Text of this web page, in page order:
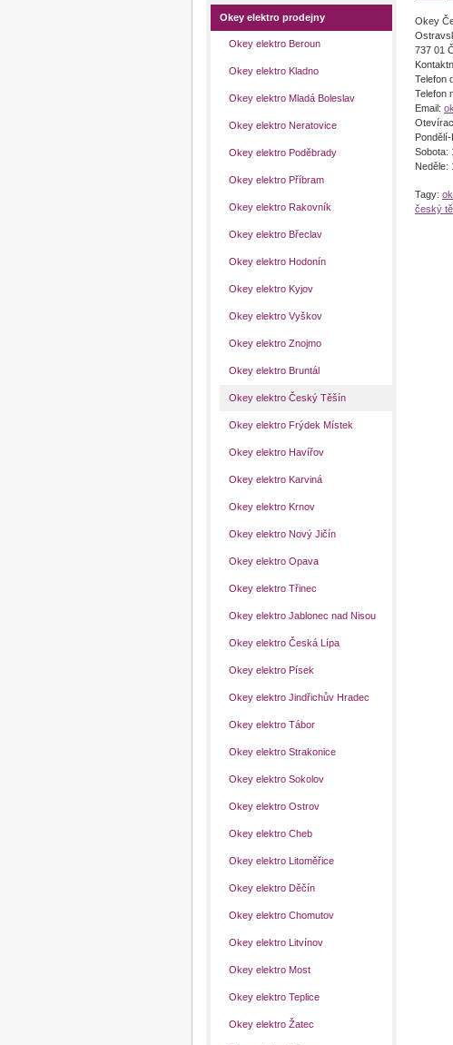
Okey
737 01
Telefon
Telefon
Email:
Sobota:
Neděle:
Tagy:
český
Okey elektro prodejny
Okey elektro Beroun
Okey elektro Kladno
Okey elektro Mladá Boleslav
Okey elektro Neratovice
Okey elektro Poděbrady
Okey elektro Příbram
Okey elektro Rakovník
Okey elektro Břeclav
Okey elektro Hodonín
Okey elektro Kyjov
Okey elektro Vyškov
Okey elektro Znojmo
Okey elektro Bruntál
Okey elektro Český Těšín
Okey elektro Frýdek Místek
Okey elektro Havířov
Okey elektro Karviná
Okey elektro Krnov
Okey elektro Nový Jičín
Okey elektro Opava
Okey elektro Třinec
Okey elektro Jablonec nad Nisou
Okey elektro Česká Lípa
Okey elektro Písek
Okey elektro Jindřichův Hradec
Okey elektro Tábor
Okey elektro Strakonice
Okey elektro Sokolov
Okey elektro Ostrov
Okey elektro Cheb
Okey elektro Litoměřice
Okey elektro Děčín
Okey elektro Chomutov
Okey elektro Litvínov
Okey elektro Most
Okey elektro Teplice
Okey elektro Žatec